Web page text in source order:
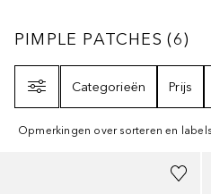
PIMPLE PATCHES6
PIMPLE PATCHES (6)
Categorieën
Prijs
Opmerkingen over sorteren en labels